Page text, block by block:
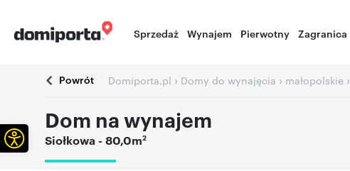
Sprzedaż Wynajem Pierwotny Zagranica
Powrót Domiporta.pl › Domy do wynajęcia › małopolskie ›
Dom na wynajem
Siołkowa - 80,0m2
Otwórz pasek narzędzi